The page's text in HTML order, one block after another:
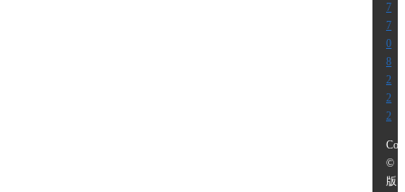
7
7
0
8
2
2
2
©
版